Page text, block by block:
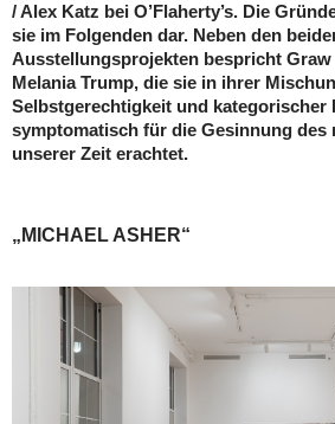
/ Alex Katz bei O’Flaherty’s. Die
sie im Folgenden dar. Neben den
Ausstellungsprojekten bespricht
Melania Trump, die sie in ihrer
Selbstgerechtigkeit und kategorischer
symptomatisch für die Gesinnung des
unserer Zeit erachtet.
„MICHAEL ASHER“